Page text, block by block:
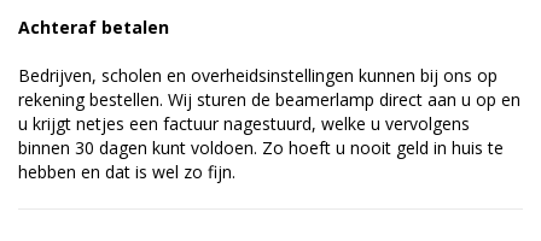
Achteraf betalen
Bedrijven, scholen en overheidsinstellingen kunnen bij ons op
rekening bestellen. Wij sturen de beamerlamp direct aan u op en
u krijgt netjes een factuur nagestuurd, welke u vervolgens
binnen 30 dagen kunt voldoen. Zo hoeft u nooit geld in huis te
hebben en dat is wel zo fijn.